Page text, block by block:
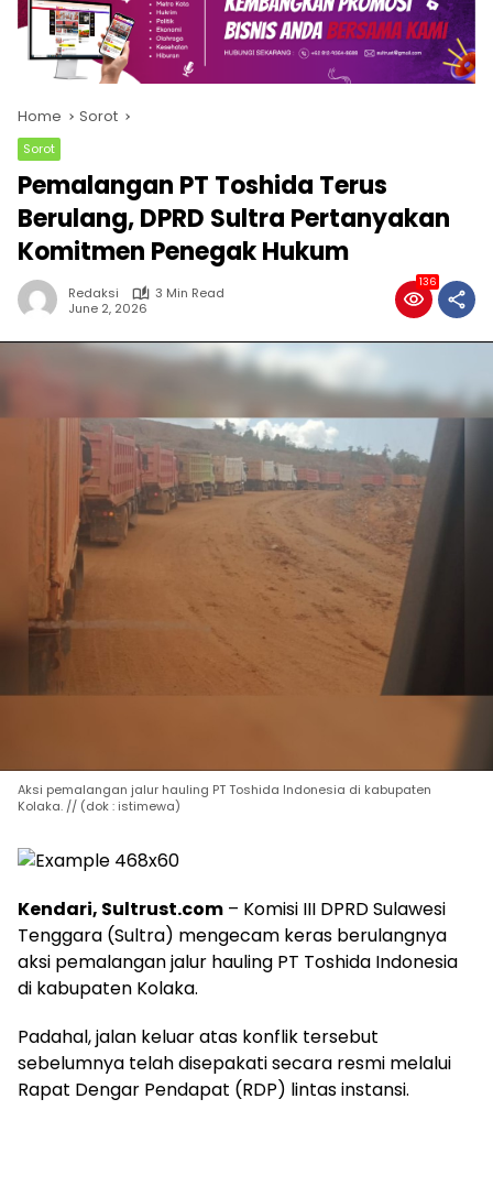
Home Sorot
Sorot
Pemalangan PT Toshida Terus
Berulang, DPRD Sultra Pertanyakan
Komitmen Penegak Hukum
Redaksi
3 Min Read
June 2, 2026
136
Aksi pemalangan jalur hauling PT Toshida Indonesia di kabupaten
Kolaka. // (dok : istimewa)
Kendari, Sultrust.com – Komisi III DPRD Sulawesi
Tenggara (Sultra) mengecam keras berulangnya
aksi pemalangan jalur hauling PT Toshida Indonesia
di kabupaten Kolaka.
Padahal, jalan keluar atas konflik tersebut
sebelumnya telah disepakati secara resmi melalui
Rapat Dengar Pendapat (RDP) lintas instansi.